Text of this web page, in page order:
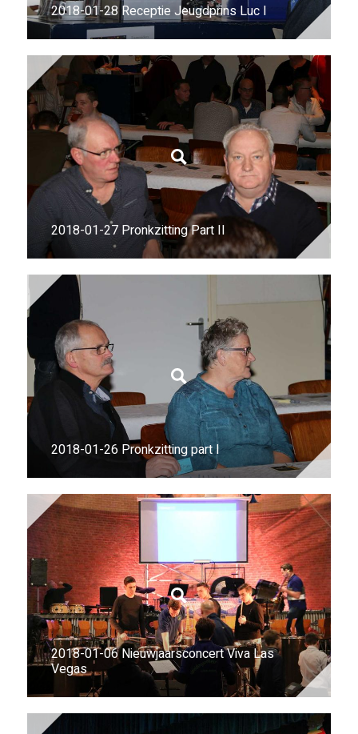
2018-01-28 Receptie Jeugdprins Luc I
2018-01-27 Pronkzitting Part II
2018-01-26 Pronkzitting part I
2018-01-06 Nieuwjaarsconcert Viva Las
Vegas